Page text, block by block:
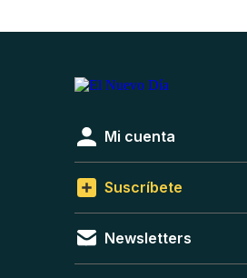
Mi cuenta
Suscríbete
Newsletters